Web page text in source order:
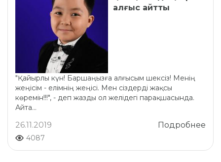
алғыс айтты
"Қайырлы күн! Баршаңызға алғысым шексіз! Менің
жеңісім - елімнің жеңісі. Мен сіздерді жақсы
көремін!!!", - деп жазды ол желідегі парақшасында.
Айта...
Подробнее
26.11.2019
4087